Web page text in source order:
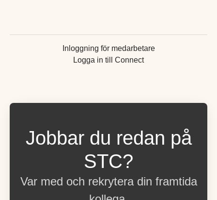
Inloggning för medarbetare
Logga in till Connect
Jobbar du redan på
STC?
Var med och rekrytera din framtida